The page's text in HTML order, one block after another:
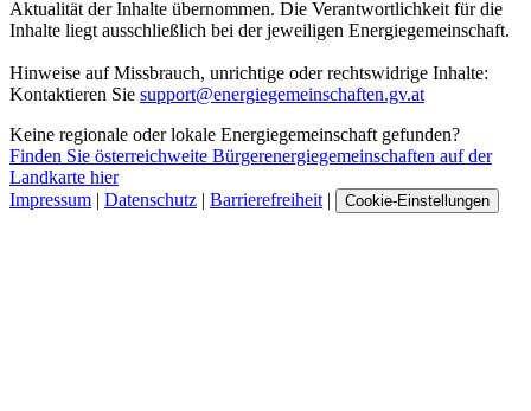
Aktualität der Inhalte übernommen. Die Verantwortlichkeit für die
Inhalte liegt ausschließlich bei der jeweiligen Energiegemeinschaft.
Hinweise auf Missbrauch, unrichtige oder rechtswidrige Inhalte:
Kontaktieren Sie support@energiegemeinschaften.gv.at
Keine regionale oder lokale Energiegemeinschaft gefunden?
Finden Sie österreichweite Bürgerenergiegemeinschaften auf der
Landkarte hier
Impressum | Datenschutz | Barrierefreiheit | Cookie-Einstellungen